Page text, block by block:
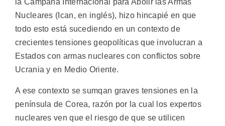
la Campaña Internacional para Abolir las Armas
Nucleares (Ican, en inglés), hizo hincapié en que
todo esto está sucediendo en un contexto de
crecientes tensiones geopolíticas que involucran a
Estados con armas nucleares con conflictos sobre
Ucrania y en Medio Oriente.
A ese contexto se sumqan graves tensiones en la
península de Corea, razón por la cual los expertos
nucleares ven que el riesgo de que se utilicen